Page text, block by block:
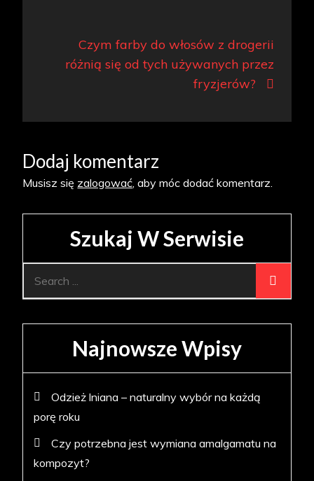
Czym farby do włosów z drogerii
różnią się od tych używanych przez
fryzjerów?
Dodaj komentarz
Musisz się zalogować , aby móc dodać komentarz.
Szukaj W Serwisie
Najnowsze Wpisy
Odzież lniana – naturalny wybór na każdą
porę roku
Czy potrzebna jest wymiana amalgamatu na
kompozyt?